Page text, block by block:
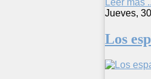
Jueves,
Los